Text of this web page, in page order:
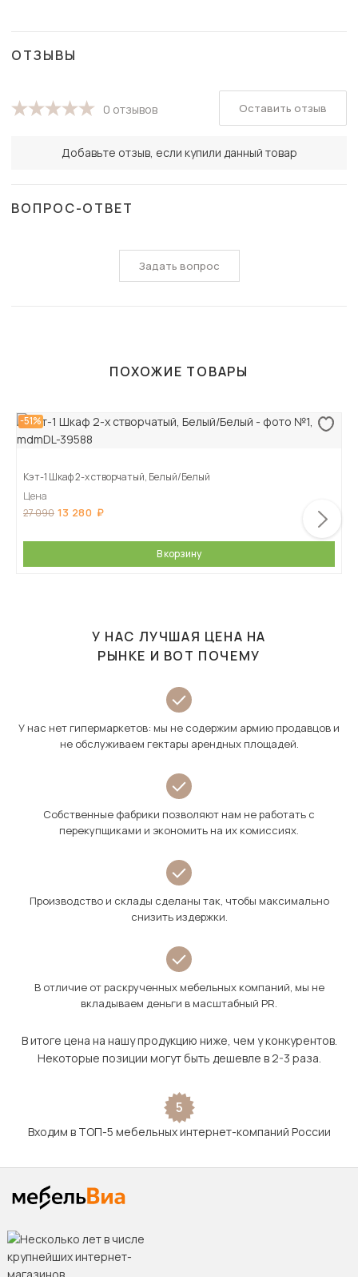
ОТЗЫВЫ
0 отзывов
Добавьте отзыв, если купили данный товар
Оставить отзыв
ВОПРОС-ОТВЕТ
Задать вопрос
ПОХОЖИЕ ТОВАРЫ
-51%
Кэт-1 Шкаф 2-х створчатый, Белый/Белый
Цена
27 090 13 280
В корзину
У НАС ЛУЧШАЯ ЦЕНА НА
РЫНКЕ И ВОТ ПОЧЕМУ
У нас нет гипермаркетов: мы не содержим армию продавцов и
не обслуживаем гектары арендных площадей.
Собственные фабрики позволяют нам не работать с
перекупщиками и экономить на их комиссиях.
Производство и склады сделаны так, чтобы максимально
снизить издержки.
В отличие от раскрученных мебельных компаний, мы не
вкладываем деньги в масштабный PR.
В итоге цена на нашу продукцию ниже, чем у конкурентов.
Некоторые позиции могут быть дешевле в 2-3 раза.
5
Входим в ТОП-5 мебельных интернет-компаний России